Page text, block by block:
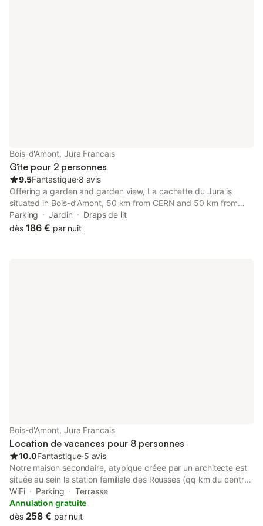
Bois-d'Amont, Jura Francais
Gîte pour 2 personnes
9.5Fantastique⋅8 avis
Offering a garden and garden view, La cachette du Jura is
situated in Bois-dʼAmont, 50 km from CERN and 50 km from
PalExpo. This chalet offers free private parking and a concierge
service.
Parking Jardin
Draps de lit
dès 186 € par nuit
Bois-d'Amont, Jura Francais
Location de vacances pour 8 personnes
10.0Fantastique⋅5 avis
Notre maison secondaire, atypique créee par un architecte est
située au sein la station familiale des Rousses (qq km du centre
de la station), dans le Haut-Jura. On aime y aller été comme
hiver, la luminosité traversante nous innonde du matin au soir.
Toute récente, elle est facile à vivre en famille ou en couple: -
WiFi Parking
Terrasse
Annulation gratuite
dès 258 € par nuit